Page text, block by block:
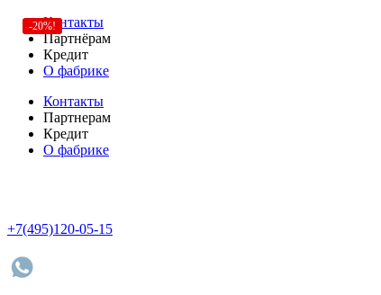
Контакты
Партнёрам
Кредит
О фабрике
Контакты
Партнерам
Кредит
О фабрике
+7(495)120-05-15
-20%!